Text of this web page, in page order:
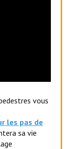
vous
les pas de
sa vie